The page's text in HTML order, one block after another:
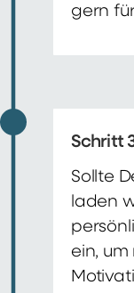
gern
Schritt
Sollte
laden
ein,